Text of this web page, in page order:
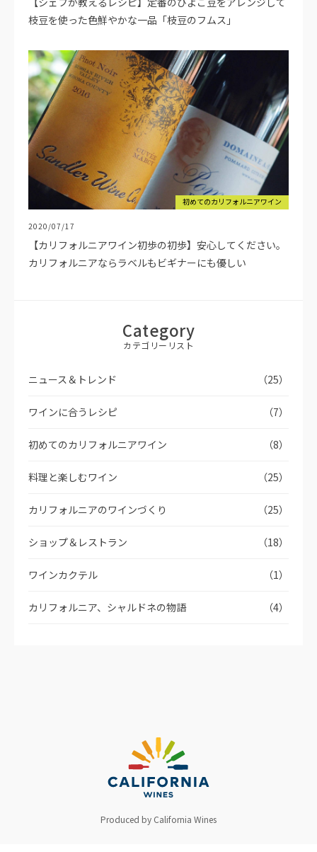
枝豆を使った色鮮やかな一品「枝豆のフムス」
初めてのカリフォルニアワイン
【カリフォルニアワイン初歩の初歩】安心してください。
カリフォルニアならラベルもビギナーにも優しい
2020/07/17
Category
カテゴリーリスト
ニュース＆トレンド （25）
ワインに合うレシピ （7）
初めてのカリフォルニアワイン （8）
料理と楽しむワイン （25）
カリフォルニアのワインづくり （25）
ショップ＆レストラン （18）
ワインカクテル （1）
カリフォルニア、シャルドネの物語 （4）
Produced by California Wines